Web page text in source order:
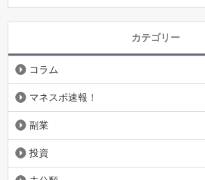
カテゴリー
コラム
マネスポ速報！
副業
投資